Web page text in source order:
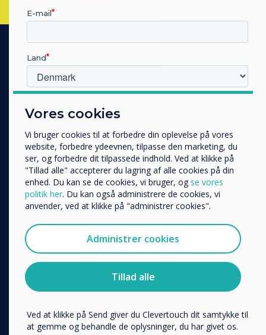
PRODUKTER
Digital Ecosystem
Digital Signage
Room Booking
Software
Unified Comms
Accessories
Collaboration
Enterprise
Healthcare
Vores cookies
Vi bruger cookies til at forbedre din oplevelse på vores
website, forbedre ydeevnen, tilpasse den marketing, du
ser, og forbedre dit tilpassede indhold. Ved at klikke på
"Tillad alle" accepterer du lagring af alle cookies på din
enhed. Du kan se de cookies, vi bruger, og se vores
politik her. Du kan også administrere de cookies, vi
anvender, ved at klikke på "administrer cookies".
Administrer cookies
Tillad alle
E-mail
Land
Uddannelse
Virksomhed
Andre
Organisationens navn
Vi vil gerne kontakte dig om vores produkter og tjenester
Jeg accepterer at modtage kommunikation fra
Clevertouch.
Du kan finde oplysninger om, hvordan vi indsamler og
bruger dine personlige oplysninger, i vores
privatlivspolitik.
Ved at klikke på Send giver du Clevertouch dit samtykke til
at gemme og behandle de oplysninger, du har givet os.